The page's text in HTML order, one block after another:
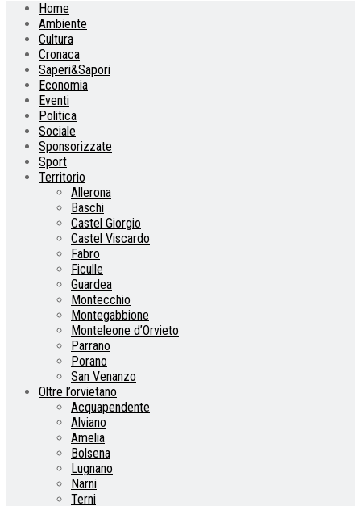
Home
Ambiente
Cultura
Cronaca
Saperi&Sapori
Economia
Eventi
Politica
Sociale
Sponsorizzate
Sport
Territorio
Allerona
Baschi
Castel Giorgio
Castel Viscardo
Fabro
Ficulle
Guardea
Montecchio
Montegabbione
Monteleone d’Orvieto
Parrano
Porano
San Venanzo
Oltre l’orvietano
Acquapendente
Alviano
Amelia
Bolsena
Lugnano
Narni
Terni